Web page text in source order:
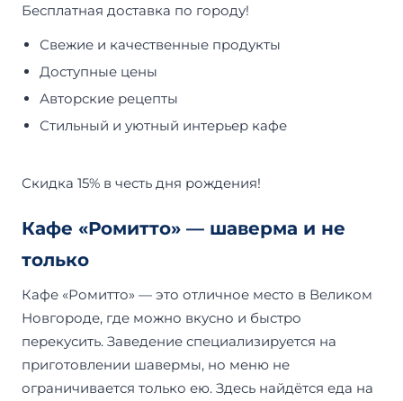
Бесплатная доставка по городу!
Свежие и качественные продукты
Доступные цены
Авторские рецепты
Стильный и уютный интерьер кафе
Скидка 15% в честь дня рождения!
Кафе «Ромитто» — шаверма и не
только
Кафе «Ромитто» — это отличное место в Великом
Новгороде, где можно вкусно и быстро
перекусить. Заведение специализируется на
приготовлении шавермы, но меню не
ограничивается только ею. Здесь найдётся еда на